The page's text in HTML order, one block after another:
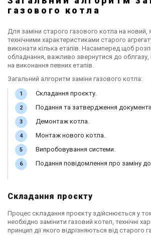
газового котла
Для заміни старого газового котла на новий,
технічними характеристиками старого
виконати кілька етапів. Насамперед щоб
обладнання, важливо звернутися до
на виконання певних етапів.
Загальний алгоритм заміни газового котла:
Складання проєкту.
Подання та затвердження
Демонтаж котла.
Монтаж нового котла.
Випробовування системи.
Подання повідомлення про заміну
Складання проєкту
Процес складання проєкту здійснюється у
необхідно замінити газовий котел, технічні
принцип дії якого відрізняються від старого